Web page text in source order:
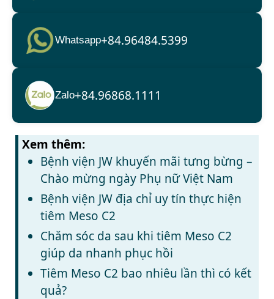
Whatsapp+84.96484.5399
Zalo+84.96868.1111
Xem thêm:
Bệnh viện JW khuyến mãi tưng bừng –
Chào mừng ngày Phụ nữ Việt Nam
Bệnh viện JW địa chỉ uy tín thực hiện
tiêm Meso C2
Chăm sóc da sau khi tiêm Meso C2
giúp da nhanh phục hồi
Tiêm Meso C2 bao nhiêu lần thì có kết
quả?